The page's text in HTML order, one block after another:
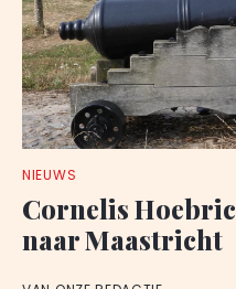
NIEUWS
Cornelis
naar Maastricht